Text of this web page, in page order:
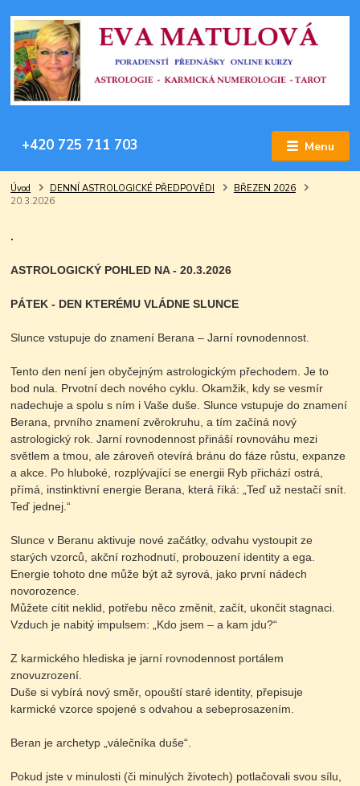
Menu
+420 725 711 703
Úvod DENNÍ ASTROLOGICKÉ PŘEDPOVĚDI
BŘEZEN 2026
20.3.2026
.
ASTROLOGICKÝ POHLED NA - 20.3.2026
PÁTEK - DEN KTERÉMU VLÁDNE SLUNCE
Slunce vstupuje do znamení Berana – Jarní rovnodennost.
Tento den není jen obyčejným astrologickým přechodem. Je to
bod nula. Prvotní dech nového cyklu. Okamžik, kdy se vesmír
nadechuje a spolu s ním i Vaše duše. Slunce vstupuje do znamení
Berana, prvního znamení zvěrokruhu, a tím začíná nový
astrologický rok. Jarní rovnodennost přináší rovnováhu mezi
světlem a tmou, ale zároveň otevírá bránu do fáze růstu, expanze
a akce. Po hluboké, rozplývající se energii Ryb přichází ostrá,
přímá, instinktivní energie Berana, která říká: „Teď už nestačí snít.
Teď jednej.“
Slunce v Beranu aktivuje nové začátky, odvahu vystoupit ze
starých vzorců, akční rozhodnutí, probouzení identity a ega.
Energie tohoto dne může být až syrová, jako první nádech
novorozence.
Můžete cítit neklid, potřebu něco změnit, začít, ukončit stagnaci.
Vzduch je nabitý impulsem: „Kdo jsem – a kam jdu?“
Z karmického hlediska je jarní rovnodennost portálem
znovuzrození.
Duše si vybírá nový směr, opouští staré identity, přepisuje
karmické vzorce spojené s odvahou a sebeprosazením.
Beran je archetyp „válečníka duše“.
Pokud jste v minulosti (či minulých životech) potlačovali svou sílu,